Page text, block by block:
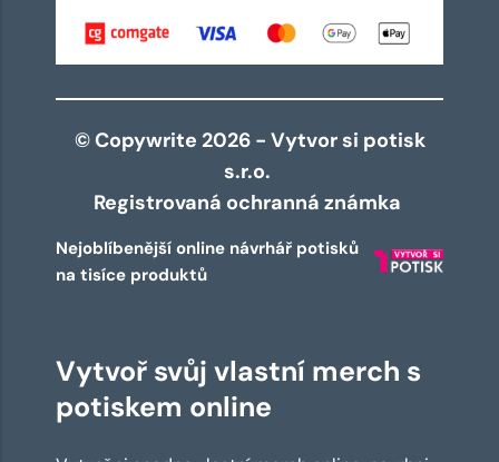
© Copywrite 2026 - Vytvor si potisk
s.r.o.
Registrovaná ochranná známka
Nejoblíbenější online návrhář potisků
na tisíce produktů
Vytvoř svůj vlastní merch s
potiskem online